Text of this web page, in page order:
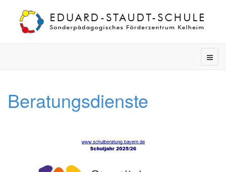
Beratungsdienste